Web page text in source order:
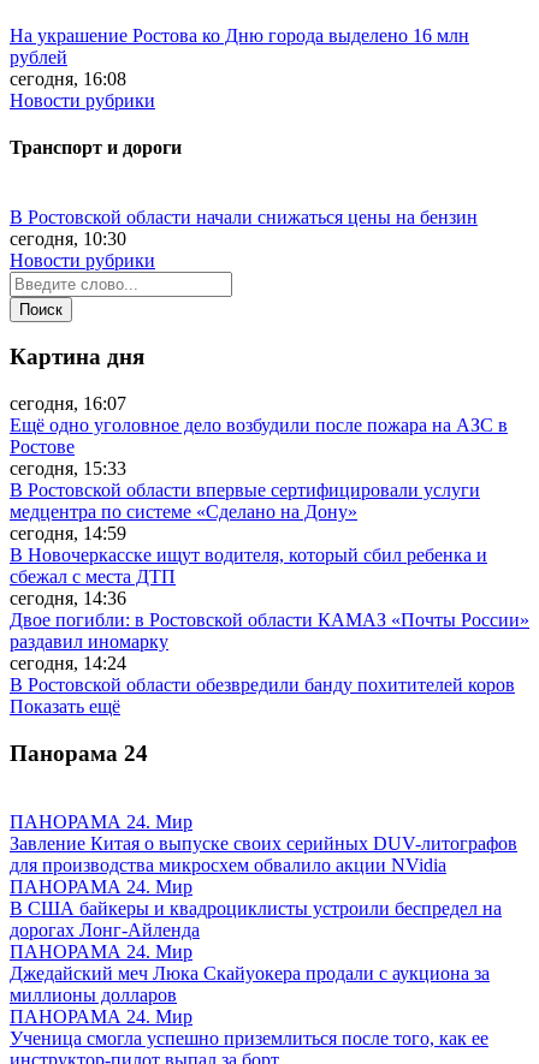
На украшение Ростова ко Дню города выделено 16 млн
рублей
сегодня, 16:08
Новости рубрики
Транспорт и дороги
В Ростовской области начали снижаться цены на бензин
сегодня, 10:30
Новости рубрики
Картина дня
сегодня, 16:07
Ещё одно уголовное дело возбудили после пожара на АЗС в
Ростове
сегодня, 15:33
В Ростовской области впервые сертифицировали услуги
медцентра по системе «Сделано на Дону»
сегодня, 14:59
В Новочеркасске ищут водителя, который сбил ребенка и
сбежал с места ДТП
сегодня, 14:36
Двое погибли: в Ростовской области КАМАЗ «Почты России»
раздавил иномарку
сегодня, 14:24
В Ростовской области обезвредили банду похитителей коров
Показать ещё
Панорама 24
ПАНОРАМА 24. Мир
Завление Китая о выпуске своих серийных DUV-литографов
для производства микросхем обвалило акции NVidia
ПАНОРАМА 24. Мир
В США байкеры и квадроциклисты устроили беспредел на
дорогах Лонг-Айленда
ПАНОРАМА 24. Мир
Джедайский меч Люка Скайуокера продали с аукциона за
миллионы долларов
ПАНОРАМА 24. Мир
Ученица смогла успешно приземлиться после того, как ее
инструктор-пилот выпал за борт